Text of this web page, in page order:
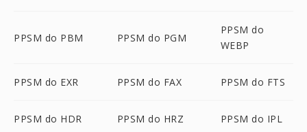
PPSM do PBM PPSM do PGM
PPSM do
WEBP
PPSM do EXR PPSM do FAX PPSM do FTS
PPSM do HDR PPSM do HRZ PPSM do IPL